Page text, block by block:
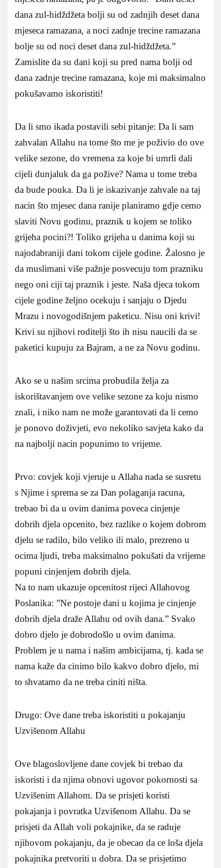
dana zul-hidždžeta bolji su od zadnjih deset dana
mjeseca ramazana, a noci zadnje trecine ramazana
bolje su od noci deset dana zul-hidždžeta.”
Zamislite da su dani koji su pred nama bolji od
dana zadnje trecine ramazana, koje mi maksimalno
pokušavamo iskoristiti!
Da li smo ikada postavili sebi pitanje: Da li sam
zahvalan Allahu na tome što me je poživio do ove
velike sezone, do vremena za koje bi umrli dali
cijeli dunjaluk da ga požive? Nama u tome treba
da bude pouka. Da li je iskazivanje zahvale na taj
nacin što mjesec dana ranije planiramo gdje cemo
slaviti Novu godinu, praznik u kojem se toliko
grijeha pocini?! Toliko grijeha u danima koji su
najodabraniji dani tokom cijele godine. Žalosno je
da muslimani više pažnje posvecuju tom prazniku
nego oni ciji taj praznik i jeste. Naša djeca tokom
cijele godine željno ocekuju i sanjaju o Djedu
Mrazu i novogodišnjem paketicu. Nisu oni krivi!
Krivi su njihovi roditelji što ih nisu naucili da se
paketici kupuju za Bajram, a ne za Novu godinu.
Ako se u našim srcima probudila želja za
iskorištavanjem ove velike sezone za koju nismo
znali, i niko nam ne može garantovati da li cemo
je ponovo doživjeti, evo nekoliko savjeta kako da
na najbolji nacin popunimo to vrijeme.
Prvo: covjek koji vjeruje u Allaha nada se susretu
s Njime i sprema se za Dan polaganja racuna,
trebao bi da u ovim danima poveca cinjenje
dobrih djela opcenito, bez razlike o kojem dobrom
djelu se radilo, bilo veliko ili malo, prezreno u
ocima ljudi, treba maksimalno pokušati da vrijeme
popuni cinjenjem dobrih djela.
Na to nam ukazuje opcenitost rijeci Allahovog
Poslanika: ”Ne postoje dani u kojima je cinjenje
dobrih djela draže Allahu od ovih dana.” Svako
dobro djelo je dobrodošlo u ovim danima.
Problem je u nama i našim ambicijama, tj. kada se
nama kaže da cinimo bilo kakvo dobro djelo, mi
to shvatamo da ne treba ciniti ništa.
Drugo: Ove dane treba iskoristiti u pokajanju
Uzvišenom Allahu
Ove blagoslovljene dane covjek bi trebao da
iskoristi i da njima obnovi ugovor pokornosti sa
Uzvišenim Allahom. Da se prisjeti koristi
pokajanja i povratka Uzvišenom Allahu. Da se
prisjeti da Allah voli pokajnike, da se raduje
njihovom pokajanju, da je obecao da ce loša djela
pokajnika pretvoriti u dobra. Da se prisjetimo